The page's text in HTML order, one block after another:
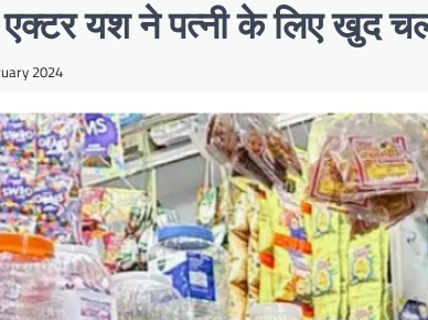
यश ने पत्नी के लिए खुद
2024